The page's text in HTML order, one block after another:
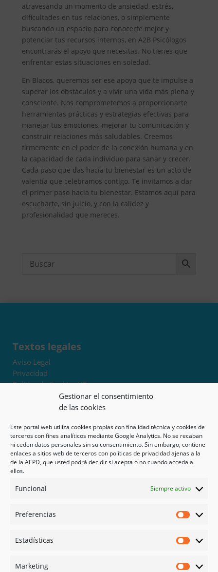
Gestionar el consentimiento
de las cookies
Este portal web utiliza cookies propias con finalidad técnica y cookies de
terceros con fines analíticos mediante Google Analytics. No se recaban
ni ceden datos personales sin su consentimiento. Sin embargo, contiene
enlaces a sitios web de terceros con políticas de privacidad ajenas a la
de la AEPD, que usted podrá decidir si acepta o no cuando acceda a
ellos.
Funcional Siempre activo
Preferencias
Estadísticas
Marketing
atravesando un momento de ansiedad, estrés,
dificultades en tus relaciones, o simplemente
buscando un espacio para conocerte mejor y
potenciar tus recursos internos, en A2B Psicólogos
encontrarás el apoyo que necesitas. No tienes que
enfrentar estas situaciones en soledad.
En Blacos, queremos ser ese apoyo que te impulse a
superar los obstáculos y a vivir una vida más plena y
consciente. Nos comprometemos a proporcionarte
herramientas prácticas y estrategias efectivas para
manejar tus emociones, mejorar tu comunicación y
construir relaciones más saludables. Creemos
firmemente en el poder de la conexión humana y en
la capacidad de cada individuo para sanar y crecer.
Cada paso que das hacia tu bienestar es un acto de
valentía que celebramos contigo. Te invitamos a dar
el primer paso hacia tu bienestar. Estamos aquí para
escucharte, sin juicio, y con la calidez y
profesionalidad que mereces.
Textos legales
Aviso Legal
Privacidad
Política de Cookies UE
Términos y condiciones
Exoneración de responsabilidad
Mapa del sitio
Mi cuenta
Tienda
Psicología en Murcia
Guías
Redes sociales
Instagram
Linked in